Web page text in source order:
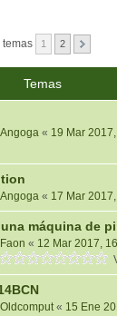
temas 1 2
Temas
Angoga « 19 Mar
Angoga « 17 Mar
máquina de
Faon « 12 Mar 2017,
Oldcomput« 15 Ene